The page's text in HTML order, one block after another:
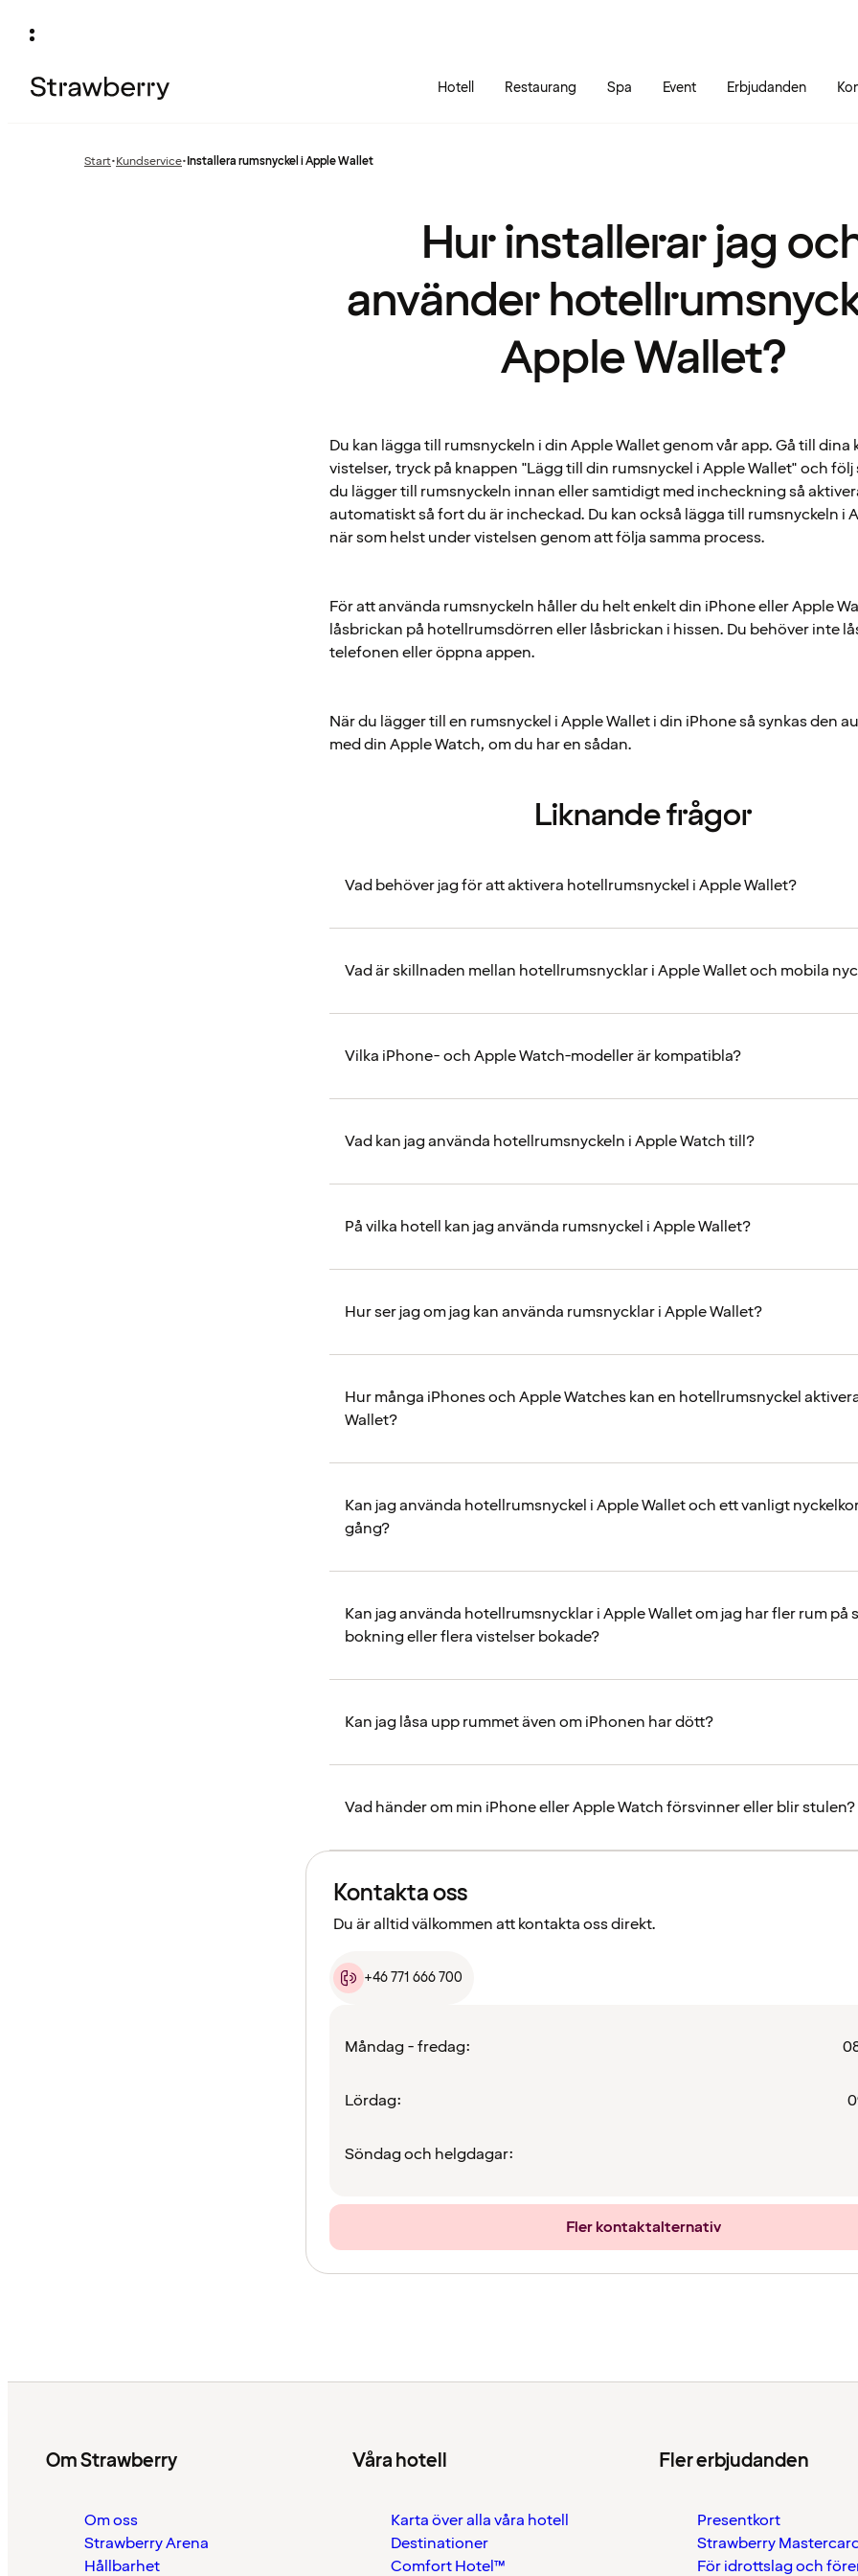
Hotell Restaurang Spa Event Erbjudanden
Start•Föregående
Kundservice•Installera rumsnyckel i Apple Wallet
Hur installerar jag
använder
Apple Wallet?
Du kan lägga till rumsnyckeln i din Apple Wallet genom vår app. Gå till dina
vistelser, tryck på knappen "Lägg till din rumsnyckel i Apple Wallet" och följ
du lägger till rumsnyckeln innan eller samtidigt med incheckning så
automatiskt så fort du är incheckad. Du kan också lägga till rumsnyckeln i
när som helst under vistelsen genom att följa samma process.
För att använda rumsnyckeln håller du helt enkelt din iPhone eller Apple
låsbrickan på hotellrumsdörren eller låsbrickan i hissen. Du behöver inte
telefonen eller öppna appen.
När du lägger till en rumsnyckel i Apple Wallet i din iPhone så synkas den
med din Apple Watch, om du har en sådan.
Liknande frågor
Vad behöver jag för att aktivera hotellrumsnyckel i Apple Wallet?
Vad är skillnaden mellan hotellrumsnycklar i Apple Wallet och mobila
Vilka iPhone- och Apple Watch-modeller är kompatibla?
Vad kan jag använda hotellrumsnyckeln i Apple Watch till?
På vilka hotell kan jag använda rumsnyckel i Apple Wallet?
Hur ser jag om jag kan använda rumsnycklar i Apple Wallet?
Hur många iPhones och Apple Watches kan en hotellrumsnyckel
Wallet?
Kan jag använda hotellrumsnyckel i Apple Wallet och ett vanligt
gång?
Kan jag använda hotellrumsnycklar i Apple Wallet om jag har fler rum på
bokning eller flera vistelser bokade?
Kan jag låsa upp rummet även om iPhonen har dött?
Vad händer om min iPhone eller Apple Watch försvinner eller blir stulen?
Kontakta oss
Du är alltid välkommen att kontakta oss direkt.
+46 771 666 700
Måndag - fredag:
Lördag:
Söndag och helgdagar:
Fler kontaktalternativ
Om Strawberry
Om oss
Strawberry Arena
Hållbarhet
Våra hotell
Karta över alla våra hotell
Destinationer
Comfort Hotel™
Fler erbjudanden
Presentkort
Strawberry
För idrottslag och